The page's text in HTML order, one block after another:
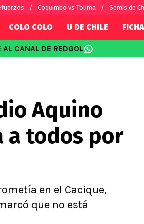
Coquimbo vs Tolima Semis de
Argentino
Brasileño
Conference
Ligue 1
Premier
Serie A
COLO COLO U DE CHILE
AL CANAL DE REDGOL
Aquino
a todos por
en el Cacique,
que no está